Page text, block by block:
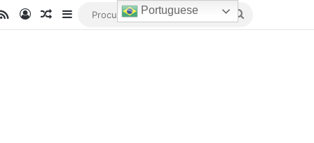
RSSEntrarArtigo aleatório
Barra Lateral Portuguese